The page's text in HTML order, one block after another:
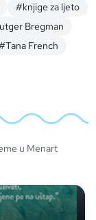
#knjige za ljeto
Bregman
French
u Menart